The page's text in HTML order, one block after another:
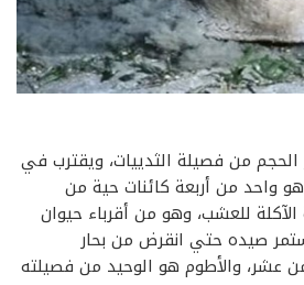
الحجم من فصيلة الثدييات، ويقترب في
واحد من أربعة كائنات حية من
الآكلة للعشب، وهو من أقرباء حيوان
صيده حتي انقرض من بحار
عشر، والأطوم هو الوحيد من فصيلته